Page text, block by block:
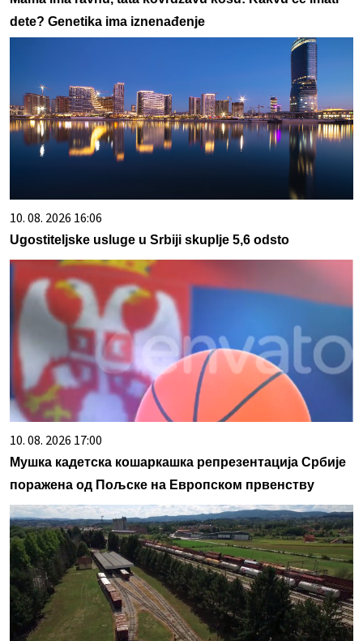
dete? Genetika ima iznenađenje
10. 08. 2026 16:06
Ugostiteljske usluge u Srbiji skuplje 5,6 odsto
10. 08. 2026 17:00
Мушка кадетска кошаркашка репрезентација Србије
поражена од Пољске на Европском првенству